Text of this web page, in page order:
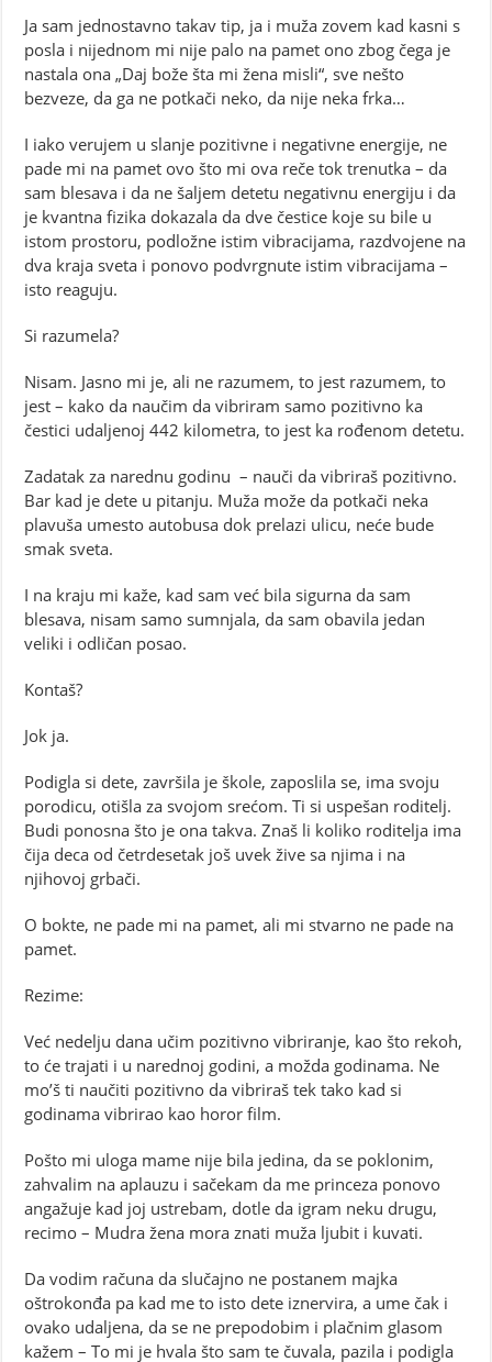
Ja sam jednostavno takav tip, ja i muža zovem kad kasni s
posla i nijednom mi nije palo na pamet ono zbog čega je
nastala ona „Daj bože šta mi žena misli“, sve nešto
bezveze, da ga ne potkači neko, da nije neka frka…
I iako verujem u slanje pozitivne i negativne energije, ne
pade mi na pamet ovo što mi ova reče tok trenutka – da
sam blesava i da ne šaljem detetu negativnu energiju i da
je kvantna fizika dokazala da dve čestice koje su bile u
istom prostoru, podložne istim vibracijama, razdvojene na
dva kraja sveta i ponovo podvrgnute istim vibracijama –
isto reaguju.
Si razumela?
Nisam. Jasno mi je, ali ne razumem, to jest razumem, to
jest – kako da naučim da vibriram samo pozitivno ka
čestici udaljenoj 442 kilometra, to jest ka rođenom detetu.
Zadatak za narednu godinu – nauči da vibriraš pozitivno.
Bar kad je dete u pitanju. Muža može da potkači neka
plavuša umesto autobusa dok prelazi ulicu, neće bude
smak sveta.
I na kraju mi kaže, kad sam već bila sigurna da sam
blesava, nisam samo sumnjala, da sam obavila jedan
veliki i odličan posao.
Kontaš?
Jok ja.
Podigla si dete, završila je škole, zaposlila se, ima svoju
porodicu, otišla za svojom srećom. Ti si uspešan roditelj.
Budi ponosna što je ona takva. Znaš li koliko roditelja ima
čija deca od četrdesetak još uvek žive sa njima i na
njihovoj grbači.
O bokte, ne pade mi na pamet, ali mi stvarno ne pade na
pamet.
Rezime:
Već nedelju dana učim pozitivno vibriranje, kao što rekoh,
to će trajati i u narednoj godini, a možda godinama. Ne
mo’š ti naučiti pozitivno da vibriraš tek tako kad si
godinama vibrirao kao horor film.
Pošto mi uloga mame nije bila jedina, da se poklonim,
zahvalim na aplauzu i sačekam da me princeza ponovo
angažuje kad joj ustrebam, dotle da igram neku drugu,
recimo – Mudra žena mora znati muža ljubit i kuvati.
Da vodim računa da slučajno ne postanem majka
oštrokonđa pa kad me to isto dete iznervira, a ume čak i
ovako udaljena, da se ne prepodobim i plačnim glasom
kažem – To mi je hvala što sam te čuvala, pazila i podigla